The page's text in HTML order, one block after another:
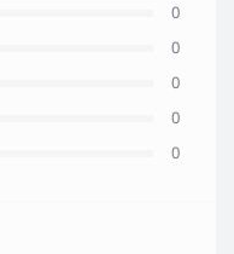
0
0
0
0
0